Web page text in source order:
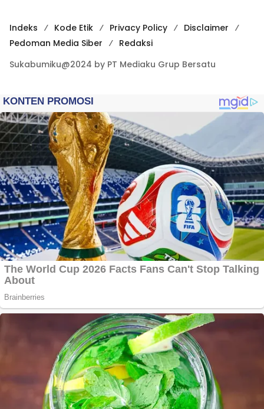
Indeks Kode Etik Privacy Policy
Disclaimer
Pedoman Media Siber
Redaksi
Sukabumiku@2024 by PT Mediaku Grup Bersatu